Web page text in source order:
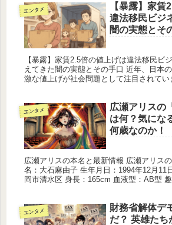
エンタメ
【暴露】家賃
違法移民ビジ
闇の実態とそ
【暴露】家賃2.5倍の値上げは違法移民ビ
えてきた闇の実態とその手口 近年、日本
激な値上げが社会問題として注目されて
エンタメ
広瀬アリスの
は何？気にな
何歳なのか！
広瀬アリスの本名と最新情報 広瀬アリス
名：大石麻由子 生年月日：1994年12月11
岡市清水区 身長：165cm 血液型：AB型
エンタメ
財務省解体デ
だ？ 英雄たち